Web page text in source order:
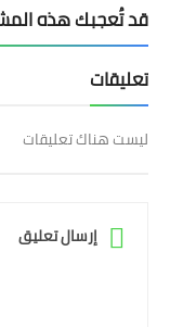
قد تُعجبك هذه
تعليقات
ليست هناك تعليقات
إرسال تعليق